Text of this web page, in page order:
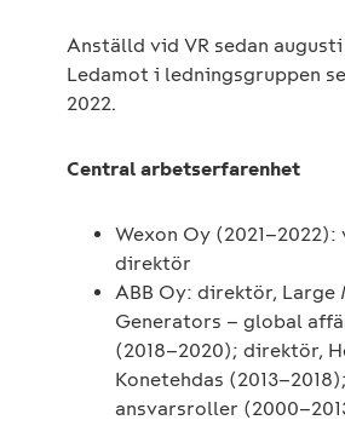
Anställd vid VR sedan augusti
Ledamot i ledningsgruppen
2022.
Central arbetserfarenhet
Wexon Oy
direktör
ABB Oy: direktör, Large
Generators – global
(2018–2020); direktör,
Konetehdas
ansvarsroller